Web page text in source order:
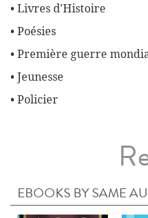
• Livres d'Histoire
• Poésies
• Première guerre
• Jeunesse
• Policier
EBOOKS BY SAME